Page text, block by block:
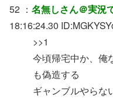
52 ： 名無しさん＠実況
18:16:24.30
>>1
今頃帰宅中か、俺
も偽造する
ギャンブルやらな